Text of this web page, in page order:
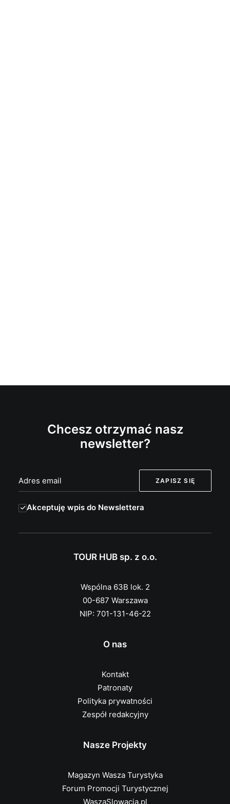
Chcesz otrzymać nasz
newsletter?
Akceptuję wpis do Newslettera
TOUR HUB sp. z o.o.
Wspólna 63B lok. 2
00-687 Warszawa
NIP: 701-131-46-22
O nas
Kontakt
Patronaty
Polityka prywatności
Zespół redakcyjny
Nasze Projekty
Magazyn Wasza Turystyka
Forum Promocji Turystycznej
WaszaSlowacja.pl